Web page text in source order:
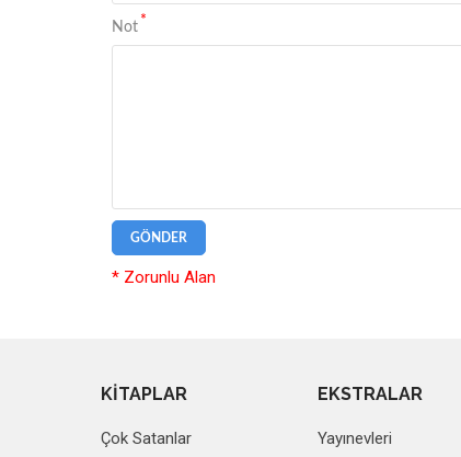
*
Not
GÖNDER
* Zorunlu Alan
KİTAPLAR
Çok Satanlar
EKSTRALAR
Yayınevleri